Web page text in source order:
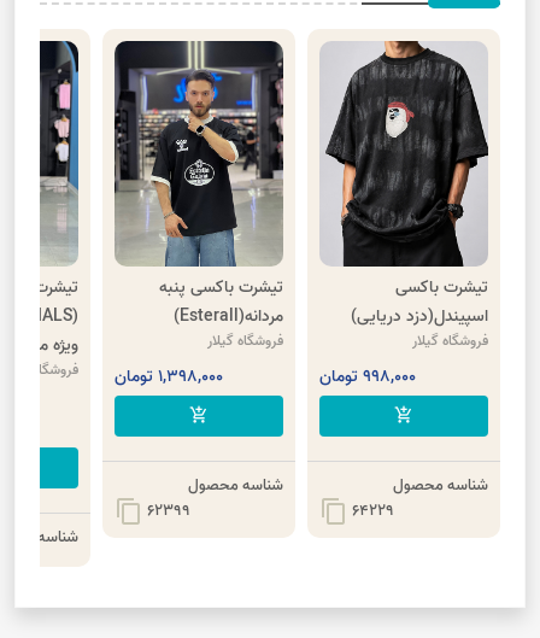
تیشرت باکسی
اسپیندل(دزد دریایی)
فروشگاه گیلار
998,000 تومان
add_shopping_cart
شناسه محصول
64229
content_copy
تیشرت باکسی پنبه
مردانه(Esterall)
فروشگاه گیلار
1,398,000 تومان
add_shopping_cart
شناسه محصول
62399
content_copy
تیشرت
ویژه مردانه)
فروشگاه گیلار
شناسه